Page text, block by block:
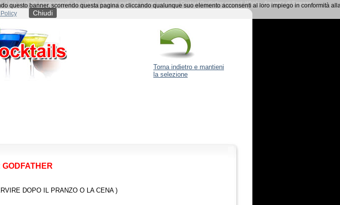
cocktails internazionali - iba - aibes - elenco cocktails - come preparare Cocktail Godfather cocktail Whisky Amaretto di Saronno
Torna indietro e mantieni
la selezione
DOPO IL PRANZO O LA CENA )
questo banner, scorrendo questa pagina o cliccando qualunque suo elemento acconsenti al loro impiego in conformità
Chiudi